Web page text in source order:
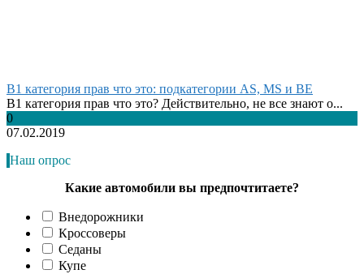
B1 категория прав что это: подкатегории AS, MS и BE
B1 категория прав что это? Действительно, не все знают о...
0
07.02.2019
Наш опрос
Какие автомобили вы предпочтитаете?
Внедорожники
Кроссоверы
Седаны
Купе